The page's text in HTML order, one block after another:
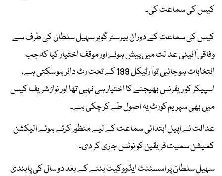
کیس کی سماعت کی۔
کیس کی سماعت کے دوران بیرسٹر گوہر سہیل سلطان کی طرف سے
وفاقی آئینی عدالت میں پیش ہوئے اور موقف اختیار کیا کہ جب
انتخابات ہو جائیں تو آرٹیکل 199 کے تحت رٹ دائر ہو سکتی ہے،
اسپیکر کو ریفرنس بھیجنے کا اختیار ہی نہیں تھا اور نواز شریف کیس
میں بھی سپریم کورٹ یہ اصول طے کر چکی ہے۔
عدالت نے اپیل ابتدائی سماعت کے لیے منظور کرتے ہوئے الیکشن
کمیشن سمیت فریقین کو نوٹس جاری کر دی۔
سہیل سلطان پر اسسٹنٹ ایڈووکیٹ بننے کے بعد دو سال کی پابندی